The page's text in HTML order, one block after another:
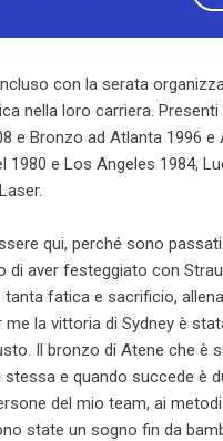
con la serata
nella loro carriera.
e Bronzo ad Atlanta 1996
e Los Angeles 1984,
qui, perché sono
di aver festeggiato con
fatica e sacrificio,
la vittoria di Sydney è
Il bronzo di Atene che
e quando succede è
del mio team, ai
state un sogno fin da